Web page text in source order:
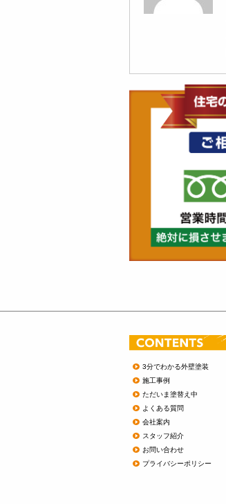
3分でわかる外壁塗装
施工事例
ただいま塗替え中
よくある質問
会社案内
スタッフ紹介
お問い合わせ
プライバシーポリシー